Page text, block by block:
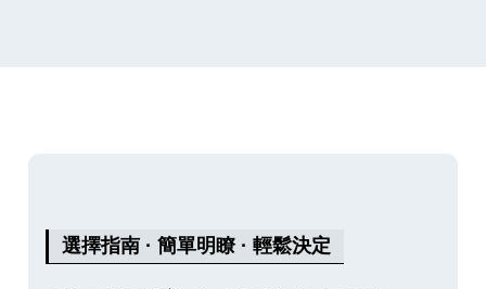
選擇指南 · 簡單明瞭 · 輕鬆決定